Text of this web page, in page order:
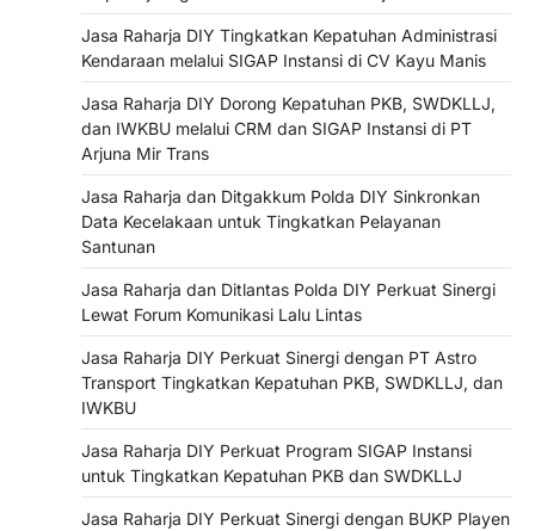
Jasa Raharja DIY Tingkatkan Kepatuhan Administrasi
Kendaraan melalui SIGAP Instansi di CV Kayu Manis
Jasa Raharja DIY Dorong Kepatuhan PKB, SWDKLLJ,
dan IWKBU melalui CRM dan SIGAP Instansi di PT
Arjuna Mir Trans
Jasa Raharja dan Ditgakkum Polda DIY Sinkronkan
Data Kecelakaan untuk Tingkatkan Pelayanan
Santunan
Jasa Raharja dan Ditlantas Polda DIY Perkuat Sinergi
Lewat Forum Komunikasi Lalu Lintas
Jasa Raharja DIY Perkuat Sinergi dengan PT Astro
Transport Tingkatkan Kepatuhan PKB, SWDKLLJ, dan
IWKBU
Jasa Raharja DIY Perkuat Program SIGAP Instansi
untuk Tingkatkan Kepatuhan PKB dan SWDKLLJ
Jasa Raharja DIY Perkuat Sinergi dengan BUKP Playen